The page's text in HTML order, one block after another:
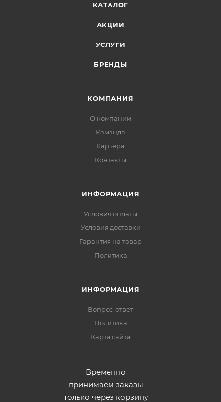
КАТАЛОГ
АКЦИИ
УСЛУГИ
БРЕНДЫ
КОМПАНИЯ
О компании
Команда
Карьера
Контакты
ИНФОРМАЦИЯ
Условия оплаты
Условия доставки
Гарантия на товар
Политика
ИНФОРМАЦИЯ
Вопрос-ответ
Политика
Карта сайта
Временно
принимаем заказы
только через корзину